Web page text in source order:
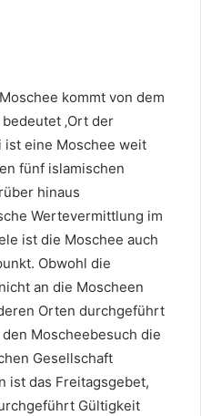
kommt von dem
bedeutet ‚Ort der
ist eine Moschee weit
fünf islamischen
hinaus
Wertevermittlung im
ist die Moschee auch
Obwohl die
an die Moscheen
Orten durchgeführt
Moscheebesuch die
Gesellschaft
ist das Freitagsgebet,
Gültigkeit